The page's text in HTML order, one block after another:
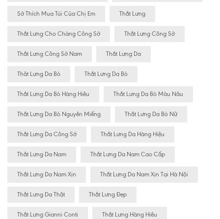
Sở Thích Mua Túi Của Chị Em Thắt Lưng
Thắt Lưng Cho Chàng Công Sở Thắt Lưng Công Sở
Thắt Lưng Công Sở Nam Thắt Lưng Da
Thăt Lưng Da Bò Thắt Lưng Da Bò
Thắt Lưng Da Bò Hàng Hiêu Thắt Lưng Da Bò Màu Nâu
Thắt Lưng Da Bò Nguyên Miếng Thắt Lưng Da Bò Nữ
Thắt Lưng Da Công Sở Thắt Lưng Da Hàng Hiệu
Thắt Lưng Da Nam Thắt Lưng Da Nam Cao Cấp
Thắt Lưng Da Nam Xịn Thắt Lưng Da Nam Xịn Tại Hà Nội
Thắt Lưng Da Thật Thắt Lưng Đẹp
Thắt Lưng Gianni Conti Thắt Lưng Hàng Hiêu